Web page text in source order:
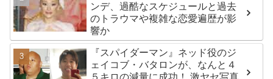
ンデ、過酷なスケジュールと過去
のトラウマや複雑な恋愛遍歴が影
響か
『スパイダーマン』ネッド役のジ
ェイコブ・バタロンが、なんと４
５キロの減量に成功！ 激ヤセ写真